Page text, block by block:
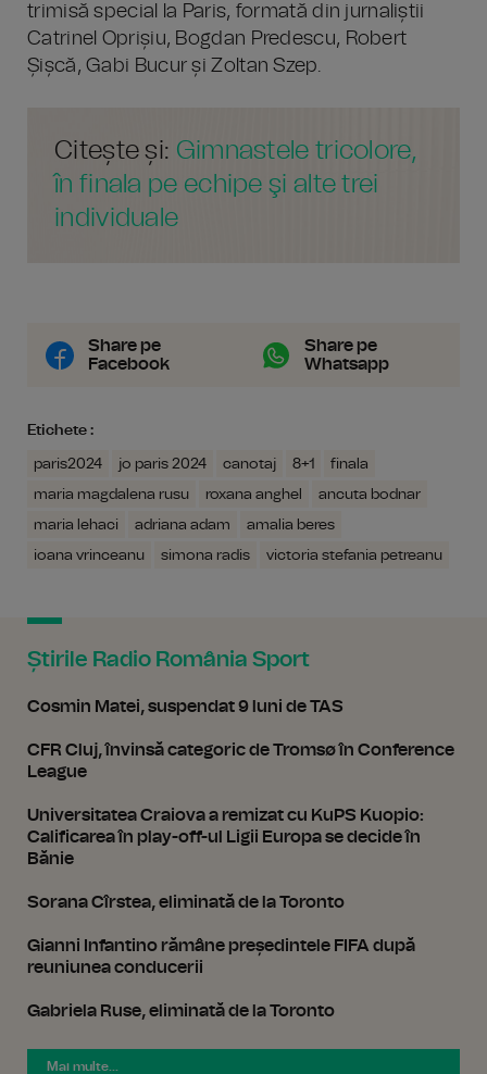
trimisă special la Paris, formată din jurnaliștii
Catrinel Oprișiu, Bogdan Predescu, Robert
Șișcă, Gabi Bucur și Zoltan Szep.
Citește și: Gimnastele tricolore,
în finala pe echipe şi alte trei
individuale
Share pe
Facebook
Share pe
Whatsapp
Etichete :
paris2024 jo paris 2024 canotaj 8+1
finala
maria magdalena rusu
roxana anghel
ancuta bodnar
maria lehaci
adriana adam
amalia beres
ioana vrinceanu
simona radis victoria stefania petreanu
Știrile Radio România Sport
Cosmin Matei, suspendat 9 luni de TAS
CFR Cluj, învinsă categoric de Tromsø în Conference
League
Universitatea Craiova a remizat cu KuPS Kuopio:
Calificarea în play-off-ul Ligii Europa se decide în
Bănie
Sorana Cîrstea, eliminată de la Toronto
Gianni Infantino rămâne președintele FIFA după
reuniunea conducerii
Gabriela Ruse, eliminată de la Toronto
Mai multe...